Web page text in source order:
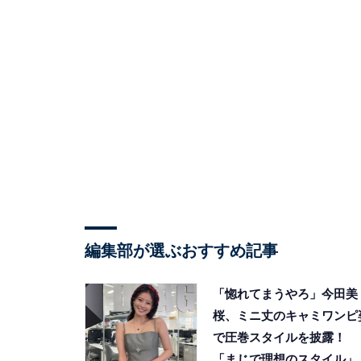
編集部が選ぶおすすめ記事
「惚れてまうやろ」今田美
桜、ミニ丈のキャミワンピ
で圧巻スタイルを披露！